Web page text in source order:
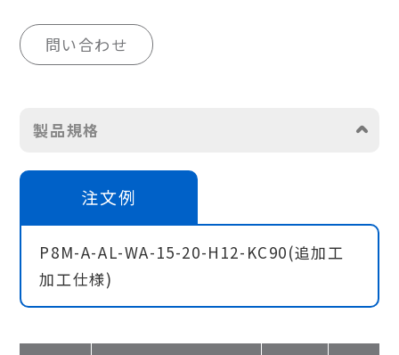
問い合わせ
製品規格
注文例
P8M-A-AL-WA-15-20-H12-KC90(追加工
加工仕様)